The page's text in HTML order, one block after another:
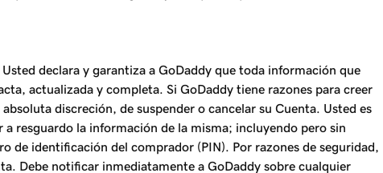
declara y garantiza a GoDaddy que toda información que
actualizada y completa. Si GoDaddy tiene razones para creer
discreción, de suspender o cancelar su Cuenta. Usted es
resguardo la información de la misma; incluyendo pero sin
identificación del comprador (PIN). Por razones de seguridad,
Debe notificar inmediatamente a GoDaddy sobre cualquier